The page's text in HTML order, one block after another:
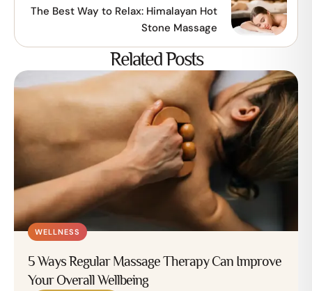
The Best Way to Relax: Himalayan Hot
Stone Massage
Related Posts
WELLNESS
5 Ways Regular Massage Therapy Can Improve
Your Overall Wellbeing